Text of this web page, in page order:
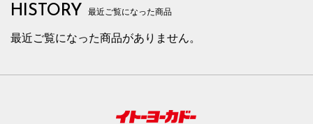
HISTORY 最近ご覧になった商品
最近ご覧になった商品がありません。